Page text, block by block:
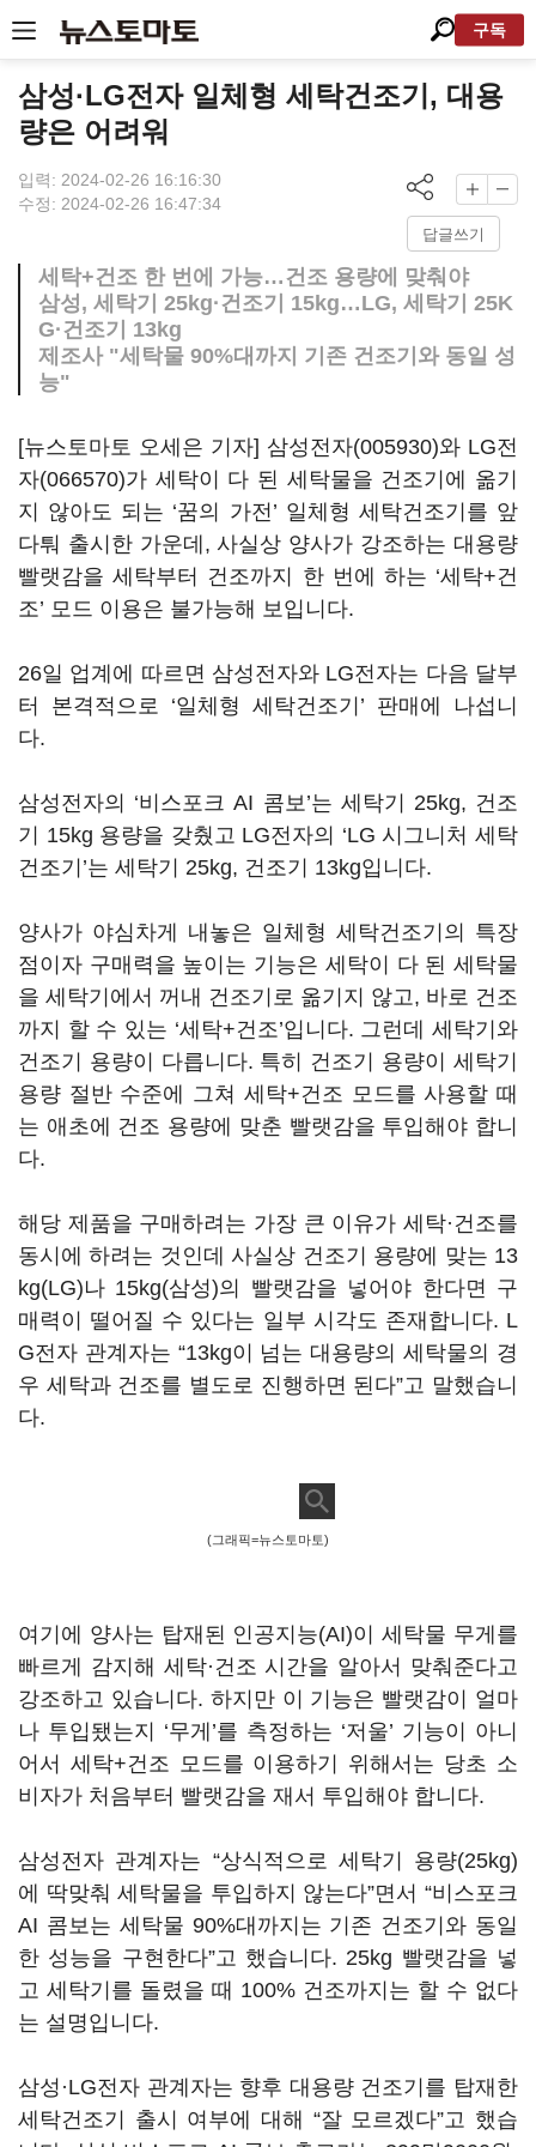
구독
삼성·LG전자 일체형 세탁건조기, 대용
량은 어려워
입력: 2024-02-26 16:16:30
수정: 2024-02-26 16:47:34
답글쓰기
세탁+건조 한 번에 가능…건조 용량에 맞춰야
삼성, 세탁기 25kg·건조기 15kg…LG, 세탁기 25K
G·건조기 13kg
제조사 "세탁물 90%대까지 기존 건조기와 동일 성
능"
[뉴스토마토 오세은 기자] 삼성전자(005930)와 LG전
자(066570)가 세탁이 다 된 세탁물을 건조기에 옮기
지 않아도 되는 ‘꿈의 가전’ 일체형 세탁건조기를 앞
다퉈 출시한 가운데, 사실상 양사가 강조하는 대용량
빨랫감을 세탁부터 건조까지 한 번에 하는 ‘세탁+건
조’ 모드 이용은 불가능해 보입니다.
26일 업계에 따르면 삼성전자와 LG전자는 다음 달부
터 본격적으로 ‘일체형 세탁건조기’ 판매에 나섭니
다.
삼성전자의 ‘비스포크 AI 콤보’는 세탁기 25kg, 건조
기 15kg 용량을 갖췄고 LG전자의 ‘LG 시그니처 세탁
건조기’는 세탁기 25kg, 건조기 13kg입니다.
양사가 야심차게 내놓은 일체형 세탁건조기의 특장
점이자 구매력을 높이는 기능은 세탁이 다 된 세탁물
을 세탁기에서 꺼내 건조기로 옮기지 않고, 바로 건조
까지 할 수 있는 ‘세탁+건조’입니다. 그런데 세탁기와
건조기 용량이 다릅니다. 특히 건조기 용량이 세탁기
용량 절반 수준에 그쳐 세탁+건조 모드를 사용할 때
는 애초에 건조 용량에 맞춘 빨랫감을 투입해야 합니
다.
해당 제품을 구매하려는 가장 큰 이유가 세탁·건조를
동시에 하려는 것인데 사실상 건조기 용량에 맞는 13
kg(LG)나 15kg(삼성)의 빨랫감을 넣어야 한다면 구
매력이 떨어질 수 있다는 일부 시각도 존재합니다. L
G전자 관계자는 “13kg이 넘는 대용량의 세탁물의 경
우 세탁과 건조를 별도로 진행하면 된다”고 말했습니
다.
(그래픽=뉴스토마토)
여기에 양사는 탑재된 인공지능(AI)이 세탁물 무게를
빠르게 감지해 세탁·건조 시간을 알아서 맞춰준다고
강조하고 있습니다. 하지만 이 기능은 빨랫감이 얼마
나 투입됐는지 ‘무게’를 측정하는 ‘저울’ 기능이 아니
어서 세탁+건조 모드를 이용하기 위해서는 당초 소
비자가 처음부터 빨랫감을 재서 투입해야 합니다.
삼성전자 관계자는 “상식적으로 세탁기 용량(25kg)
에 딱맞춰 세탁물을 투입하지 않는다”면서 “비스포크
AI 콤보는 세탁물 90%대까지는 기존 건조기와 동일
한 성능을 구현한다”고 했습니다. 25kg 빨랫감을 넣
고 세탁기를 돌렸을 때 100% 건조까지는 할 수 없다
는 설명입니다.
삼성·LG전자 관계자는 향후 대용량 건조기를 탑재한
세탁건조기 출시 여부에 대해 “잘 모르겠다”고 했습